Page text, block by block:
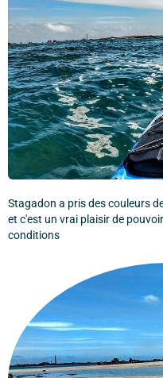
Stagadon a pris des couleurs
et c'est un vrai plaisir de
conditions